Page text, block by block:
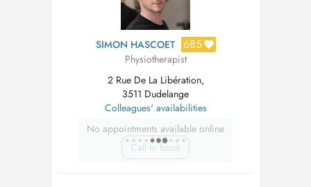
SIMON HASCOET 685
Physiotherapist
2 Rue De La Libération,
3511 Dudelange
Colleagues' availabilities
No appointments available online
Call to book